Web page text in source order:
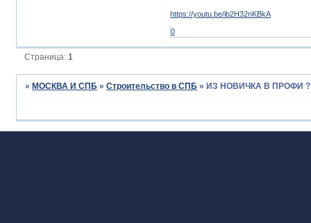
https://youtu.be/ib2H32nKBkA
0
Страница:1
» МОСКВА И СПБ »Строительство в СПБ » ИЗ НОВИЧКА В ПРОФИ